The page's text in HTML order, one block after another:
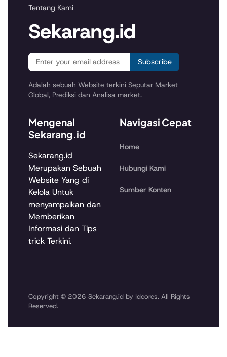
Tentang Kami
Sekarang.id
Subscribe
Adalah sebuah Website terkini Seputar Market
Global, Prediksi dan Analisa market.
Mengenal
Sekarang.id
Sekarang.id
Merupakan Sebuah
Website Yang di
Kelola Untuk
menyampaikan dan
Memberikan
Informasi dan Tips
trick Terkini.
Navigasi Cepat
Home
Hubungi Kami
Sumber Konten
Copyright © 2026 Sekarang.id by Idcores. All Rights
Reserved.